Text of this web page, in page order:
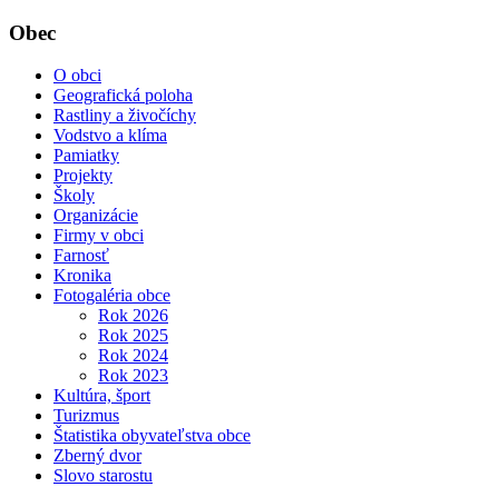
Obec
O obci
Geografická poloha
Rastliny a živočíchy
Vodstvo a klíma
Pamiatky
Projekty
Školy
Organizácie
Firmy v obci
Farnosť
Kronika
Fotogaléria obce
Rok 2026
Rok 2025
Rok 2024
Rok 2023
Kultúra, šport
Turizmus
Štatistika obyvateľstva obce
Zberný dvor
Slovo starostu